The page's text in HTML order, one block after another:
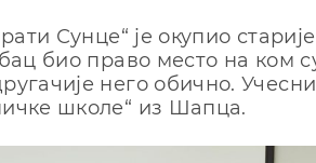
Сунце“ је окупио
био право место на ком
него обично.
школе“ из Шапца.